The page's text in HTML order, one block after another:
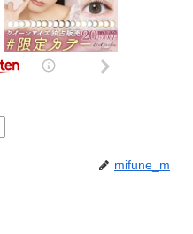
mifune_m